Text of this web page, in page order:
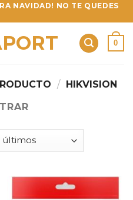
NAVIDAD! NO TE QUEDES
0
/ HIKVISION